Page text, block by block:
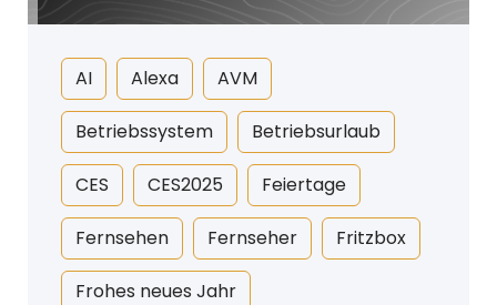
AI Alexa AVM
Betriebssystem Betriebsurlaub
CES CES2025 Feiertage
Fernsehen Fernseher Fritzbox
Frohes neues Jahr